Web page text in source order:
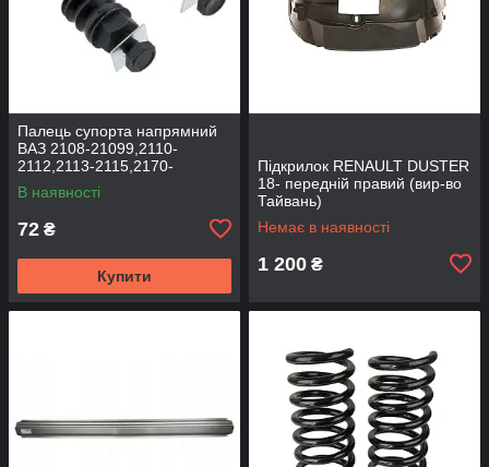
Палець супорта напрямний
ВАЗ 2108-21099,2110-
2112,2113-2115,2170-
2172,2190, 1117-1119 (к-т
2шт) (вир-во BEG-LINE)
В наявності
72 ₴
Купити
Підкрилок RENAULT DUSTER
18- передній правий (вир-во
Тайвань)
Немає в наявності
1 200 ₴